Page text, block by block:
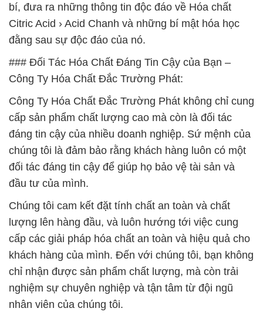
bí, đưa ra những thông tin độc đáo về Hóa chất
Citric Acid › Acid Chanh và những bí mật hóa học
đằng sau sự độc đáo của nó.
### Đối Tác Hóa Chất Đáng Tin Cậy của Bạn –
Công Ty Hóa Chất Đắc Trường Phát:
Công Ty Hóa Chất Đắc Trường Phát không chỉ cung
cấp sản phẩm chất lượng cao mà còn là đối tác
đáng tin cậy của nhiều doanh nghiệp. Sứ mệnh của
chúng tôi là đảm bảo rằng khách hàng luôn có một
đối tác đáng tin cậy để giúp họ bảo vệ tài sản và
đầu tư của mình.
Chúng tôi cam kết đặt tính chất an toàn và chất
lượng lên hàng đầu, và luôn hướng tới việc cung
cấp các giải pháp hóa chất an toàn và hiệu quả cho
khách hàng của mình. Đến với chúng tôi, bạn không
chỉ nhận được sản phẩm chất lượng, mà còn trải
nghiệm sự chuyên nghiệp và tận tâm từ đội ngũ
nhân viên của chúng tôi.